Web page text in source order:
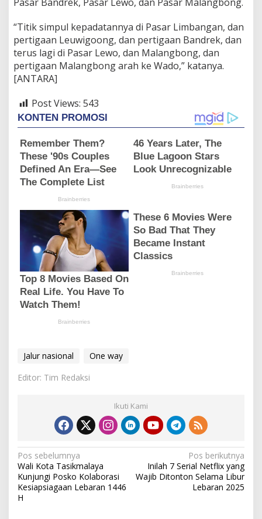
“Titik simpul kepadatannya di Pasar Limbangan, dan
pertigaan Leuwigoong, dan pertigaan Bandrek, dan
terus lagi di Pasar Lewo, dan Malangbong, dan
pertigaan Malangbong arah ke Wado,” katanya.
[ANTARA]
Post Views: 543
Jalur nasional
One way
Editor: Tim Redaksi
Ikuti Kami
N
a
v
i
Pos sebelumnya
Wali Kota Tasikmalaya
Kunjungi Posko Kolaborasi
Kesiapsiagaan Lebaran 1446
H
Pos berikutnya
Inilah 7 Serial Netflix yang
Wajib Ditonton Selama Libur
Lebaran 2025